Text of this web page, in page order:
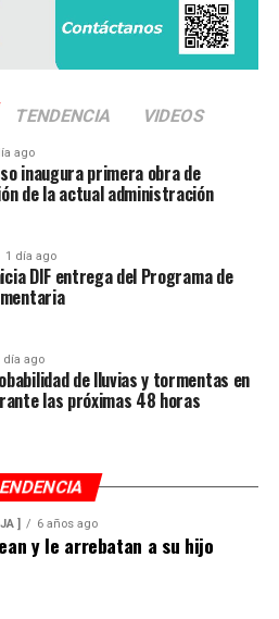
TENDENCIA VIDEOS
ago
inaugura primera obra de
de la actual administración
1 día ago
DIF entrega del Programa de
día ago
de lluvias y tormentas en
las próximas 48 horas
] 6 años ago
y le arrebatan a su hijo